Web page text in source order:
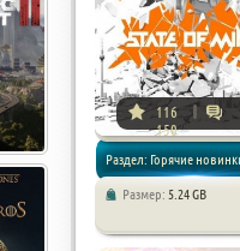
116
150
Раздел: Горячие
Размер: 5.24 GB